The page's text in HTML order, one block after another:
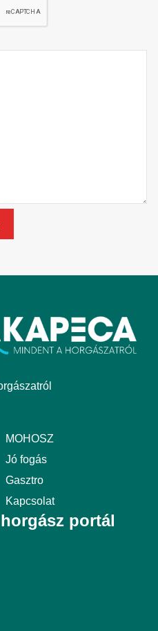
MOHOSZ
Jó fogás
Gasztro
Kapcsolat
portál